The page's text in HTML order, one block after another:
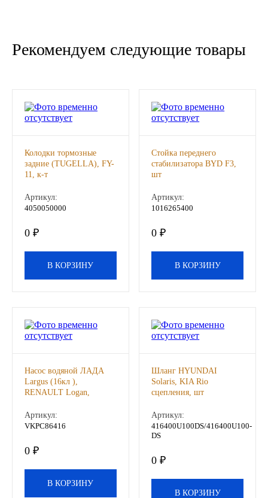
North Sea Lubricants
АПП
Другие бренды подшипников
Автожидкости
Тормозные жидкости
Специальные жидкости
CHEVRON
Рекомендуем следующие товары
Колодки тормозные
задние (TUGELLA), FY-
11, к-т
Артикул:
4050050000
0 ₽
В КОРЗИНУ
Стойка переднего
стабилизатора BYD F3,
шт
Артикул:
1016265400
0 ₽
В КОРЗИНУ
Насос водяной ЛАДА
Largus (16кл ),
RENAULT Logan,
Артикул:
VKPC86416
0 ₽
В КОРЗИНУ
Шланг HYUNDAI
Solaris, KIA Rio
сцепления, шт
Артикул:
416400U100DS/416400U100-
DS
0 ₽
В КОРЗИНУ